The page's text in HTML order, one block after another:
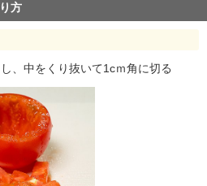
方
、中をくり抜いて1cｍ角に切る